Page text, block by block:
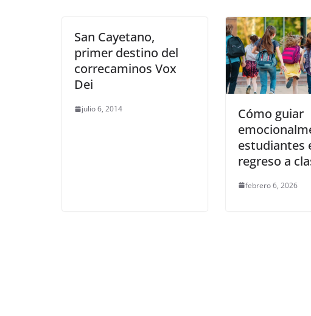
San Cayetano,
primer destino del
correcaminos Vox
Dei
julio 6, 2014
Cómo guiar
estudiantes
regreso a
febrero 6, 2026